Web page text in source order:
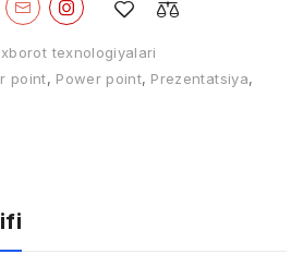
texnologiyalari
point, Power point, Prezentatsiya,